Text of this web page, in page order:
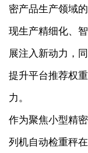
密产品生产领域
现生产精细化、
展注入新动力，
提升平台推荐权
力。
作为聚焦小型精
列机自动检重秤